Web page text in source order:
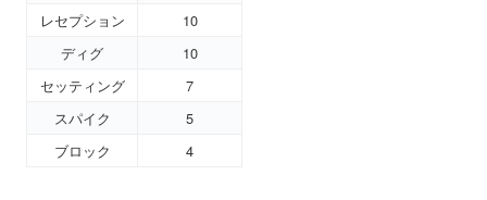
レセプション
10
ディグ
10
セッティング
7
スパイク
5
ブロック
4